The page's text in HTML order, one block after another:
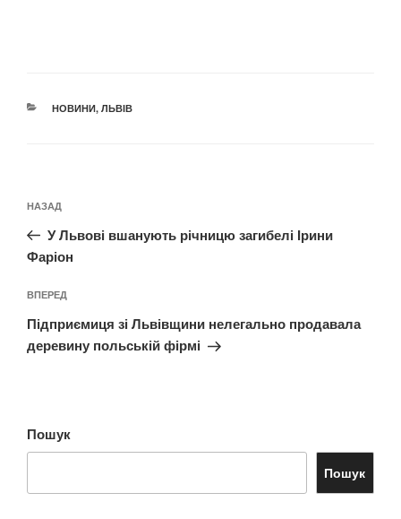
КАТЕГОРІЇ
НОВИНИ, ЛЬВІВ
записів
Попередній
запис:
НАЗАД
У Львові вшанують річницю загибелі Ірини
Фаріон
Наступний
запис
ВПЕРЕД
Підприємиця зі Львівщини нелегально продавала
деревину польській фірмі
Пошук
Пошук